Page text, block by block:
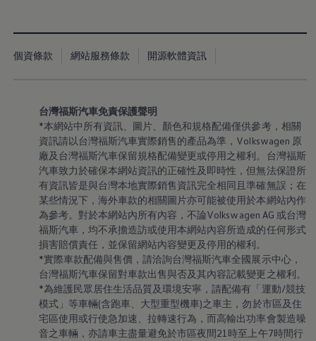
Volkswagen AG
品牌專區
經銷網絡
財務方案
關於福斯汽車財務服務
低額月付分期方案
平均月付分期方案
租賃
人才招募
個資條款 網站服務條款 開源軟體資訊
台灣福斯汽車免責保護聲明
*本網站中所有資訊、圖片、顏色和規格配備僅供參考，相關
資訊請以台灣福斯汽車實際銷售的產品為準 ， Volkswagen 原
廠及台灣福斯汽車保留規格配備變更或停用之權利。台灣福斯
汽車致力於確保本網站資訊的正確性及即時性，但無法保證所
有資訊皆是與台灣本地實際銷售資訊完全相同且準確無誤；在
某些情況下，海外車款的相關圖片亦可能被使用於本網站內作
為參考。對於本網站內所有內容，不論Volkswagen AG 或台灣
福斯汽車，均不承擔造訪或使用本網站內容所造成的任何形式
損害賠償責任，並保留網站內容變更及停用的權利。
*實際車款配備與售價，請洽詢台灣福斯汽車全國展示中心，
台灣福斯汽車保留對車款出售與否及其內容記載變更之權利。
*為維護民眾居住生活品質及環境安寧，請配備有「運動/競技
模式」等車輛(含跑車、大型重型機車)之車主，勿於市區及住
宅區使用或行使急加速、拉轉速行為，而高輸出功率會製造噪
音之車輛，亦請車主盡量避免於市區夜間21時至上午7時間行